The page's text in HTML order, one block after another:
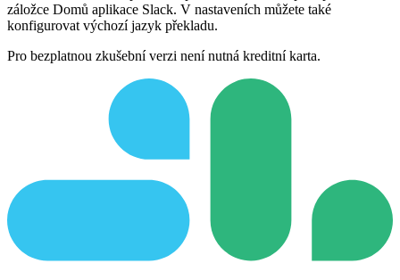
záložce Domů aplikace Slack. V nastaveních můžete také
konfigurovat výchozí jazyk překladu.
Pro bezplatnou zkušební verzi není nutná kreditní karta.